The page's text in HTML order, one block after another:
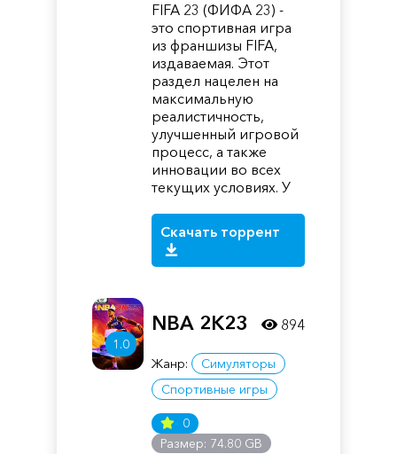
FIFA 23 (ФИФА 23) -
это спортивная игра
из франшизы FIFA,
издаваемая. Этот
раздел нацелен на
максимальную
реалистичность,
улучшенный игровой
процесс, а также
инновации во всех
текущих условиях. У
Скачать торрент
1.0
NBA 2K23
Жанр:
Симуляторы
Спортивные игры
0
Размер: 74.80 GB
894